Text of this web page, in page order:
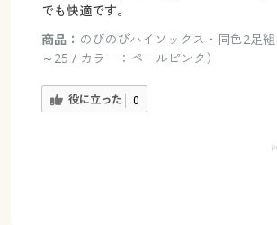
でも快適です。
商品： のびのびハイソックス・同色2足
～25 / カラー：ペールピンク）
役に立った 0